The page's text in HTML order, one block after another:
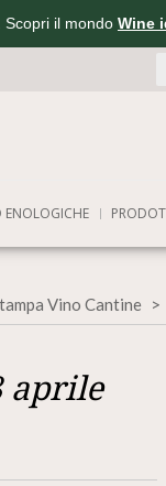
Scopri il mondo Wine
ENOLOGICHE
Vino Cantine
aprile